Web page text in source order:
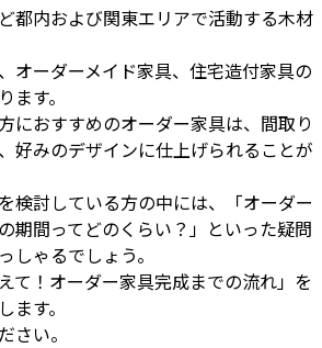
都内および関東エリアで活動する木材
オーダーメイド家具、住宅造付家具の
ます。
におすすめのオーダー家具は、間取り
好みのデザインに仕上げられることが
検討している方の中には、「オーダー
期間ってどのくらい？」といった疑問
しゃるでしょう。
て！オーダー家具完成までの流れ」を
ます。
さい。